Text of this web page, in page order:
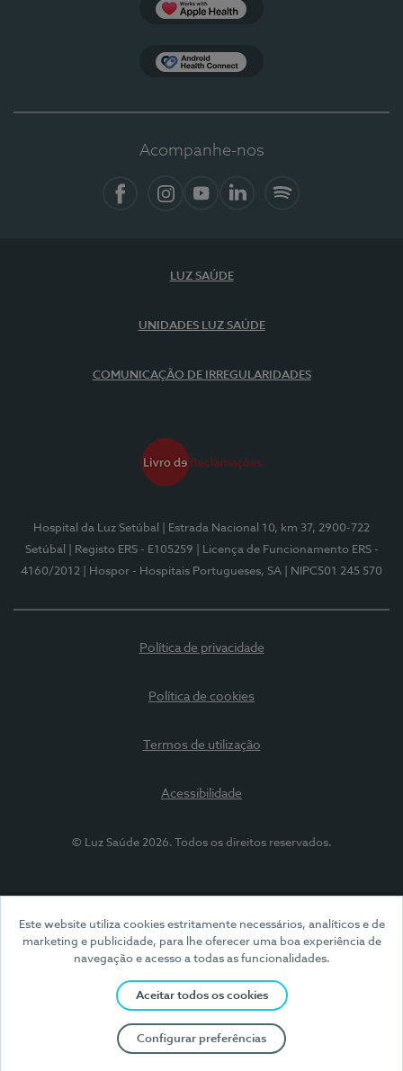
Este website utiliza cookies estritamente necessários, analíticos e de
marketing e publicidade, para lhe oferecer uma boa experiência de
navegação e acesso a todas as funcionalidades.
Aceitar todos os cookies
Configurar preferências
Acompanhe-nos
LUZ SAÚDE
UNIDADES LUZ SAÚDE
COMUNICAÇÃO DE IRREGULARIDADES
Hospital da Luz Setúbal
| Estrada Nacional 10, km 37, 2900-722
Setúbal
| Registo ERS - E105259
| Licença de Funcionamento ERS -
4160/2012
| Hospor - Hospitais Portugueses, SA | NIPC501 245 570
Política de privacidade
Política de cookies
Termos de utilização
Acessibilidade
© Luz Saúde 2026. Todos os direitos reservados.